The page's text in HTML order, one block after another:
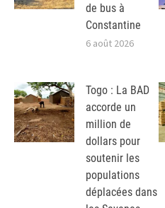
de bus à
Constantine
6 août 2026
Togo : La BAD
accorde un
million de
dollars pour
soutenir les
populations
déplacées dans